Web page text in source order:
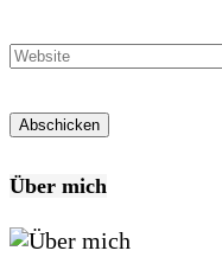
Über mich